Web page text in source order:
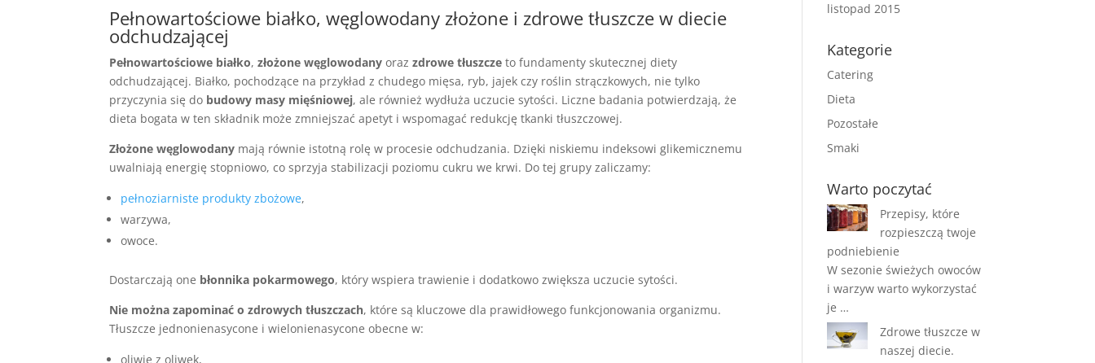
Pełnowartościowe białko, węglowodany złożone izdrowe tłuszcze w diecie
odchudzającej
Pełnowartościowe białko,złożone węglowodany orazzdrowe tłuszcze to fundamenty skutecznej diety
odchudzającej. Białko, pochodzące na przykład z chudego mięsa, ryb, jajek czy roślin strączkowych, nie tylko
przyczynia się do budowy masy mięśniowej, ale również wydłuża uczucie sytości. Liczne badania potwierdzają, że
dieta bogata w ten składnik może zmniejszać apetyt i wspomagać redukcję tkanki tłuszczowej.
Złożone węglowodany mają równie istotną rolę w procesie odchudzania. Dzięki niskiemu indeksowi glikemicznemu
uwalniają energię stopniowo, co sprzyja stabilizacji poziomu cukru we krwi. Do tej grupy zaliczamy:
pełnoziarniste produkty zbożowe,
warzywa,
owoce.
Dostarczają one błonnika pokarmowego, który wspiera trawienie i dodatkowo zwiększa uczucie sytości.
Nie można zapominać o zdrowych tłuszczach, które są kluczowe dla prawidłowego funkcjonowania organizmu.
Tłuszcze jednonienasycone i wielonienasycone obecne w:
oliwie z oliwek,
listopad 2015
Kategorie
Catering
Dieta
Pozostałe
Smaki
Warto poczytać
Przepisy, które
rozpieszczą twoje
podniebienie
W sezonie świeżych owoców
i warzyw warto wykorzystać
je …
Zdrowe tłuszcze w
naszej diecie.